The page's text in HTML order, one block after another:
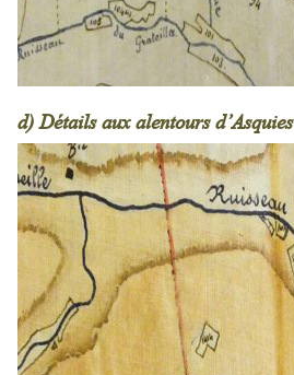
d) Détails aux alentours d’Asquies